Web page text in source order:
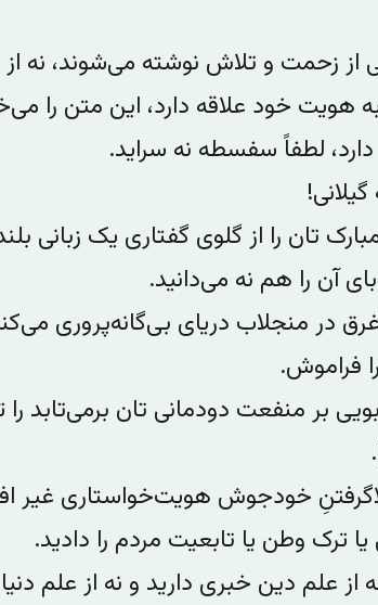
از زحمت و تلاش نوشته می‌شوند، نه
هویت خود علاقه دارد، این متن را
لطفاً سفسطه‌ نه سراید.
تان را از گلوی گفتاری یک زبانی
آن را هم نه می‌دانید.‌
در منجلاب دریای بی‌گانه‌پروری
فراموش.
بر منفعت دودمانی تان برمی‌تابد را
خودجوش هویت‌خواستاری غیر
ترک وطن یا تابعیت مردم را دادید.‌
علم دین خبری دارید و نه از علم